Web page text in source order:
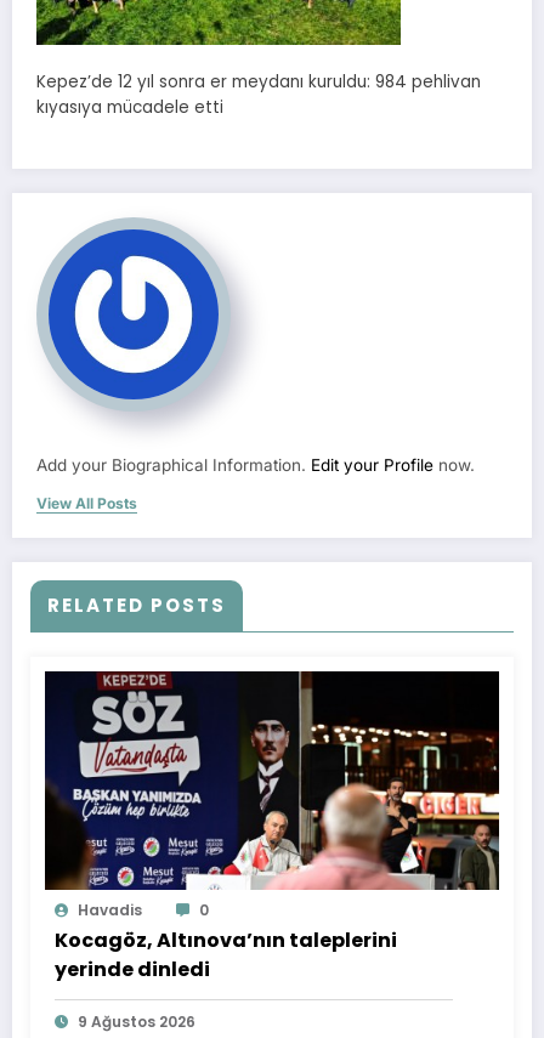
Kepez’de 12 yıl sonra er meydanı kuruldu: 984 pehlivan
kıyasıya mücadele etti
Add your Biographical Information. Edit your Profile now.
View All Posts
RELATED POSTS
Havadis 0
Kocagöz, Altınova’nın taleplerini
yerinde dinledi
9 Ağustos 2026